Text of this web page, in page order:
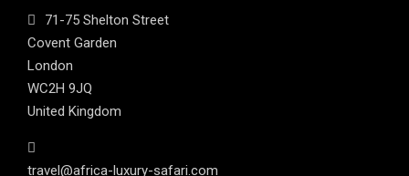
71-75 Shelton Street
Covent Garden
London
WC2H 9JQ
United Kingdom
travel@africa-luxury-safari.com